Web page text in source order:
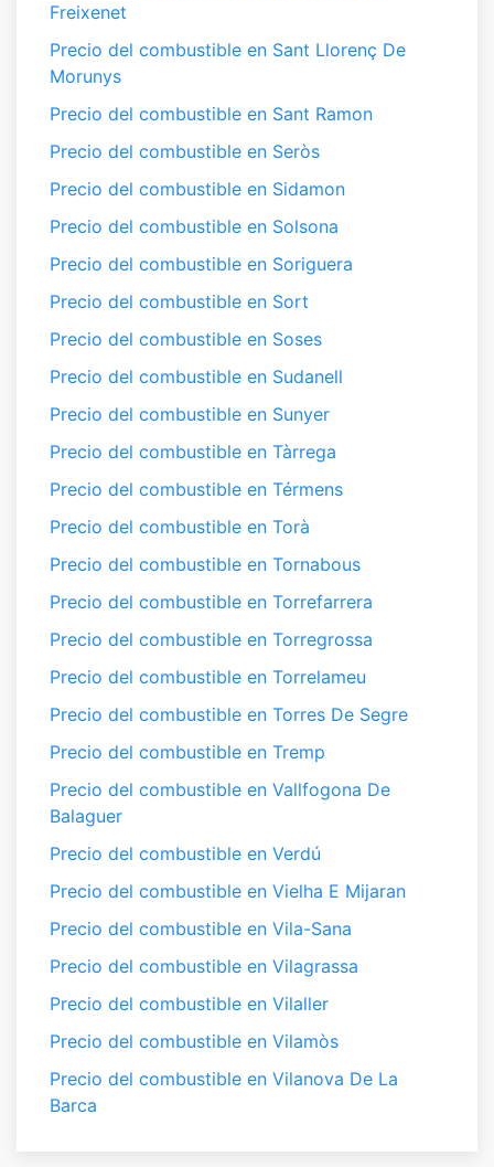
Freixenet
Precio del combustible en Sant Llorenç De
Morunys
Precio del combustible en Sant Ramon
Precio del combustible en Seròs
Precio del combustible en Sidamon
Precio del combustible en Solsona
Precio del combustible en Soriguera
Precio del combustible en Sort
Precio del combustible en Soses
Precio del combustible en Sudanell
Precio del combustible en Sunyer
Precio del combustible en Tàrrega
Precio del combustible en Térmens
Precio del combustible en Torà
Precio del combustible en Tornabous
Precio del combustible en Torrefarrera
Precio del combustible en Torregrossa
Precio del combustible en Torrelameu
Precio del combustible en Torres De Segre
Precio del combustible en Tremp
Precio del combustible en Vallfogona De
Balaguer
Precio del combustible en Verdú
Precio del combustible en Vielha E Mijaran
Precio del combustible en Vila-Sana
Precio del combustible en Vilagrassa
Precio del combustible en Vilaller
Precio del combustible en Vilamòs
Precio del combustible en Vilanova De La
Barca